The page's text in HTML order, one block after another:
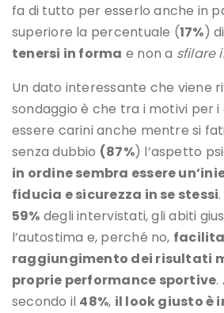
fa di tutto per esserlo anche in
superiore la percentuale (17%)
tenersi in forma e non a sfilare
Un dato interessante che viene
sondaggio è che tra i motivi per i
essere carini anche mentre si
senza dubbio (87%) l’aspetto
in ordine sembra essere
fiducia e sicurezza in se stessi
59% degli intervistati, gli abiti
l’autostima e, perché no,
raggiungimento dei risultati
proprie performance sportive.
secondo il 48%, il look giusto è